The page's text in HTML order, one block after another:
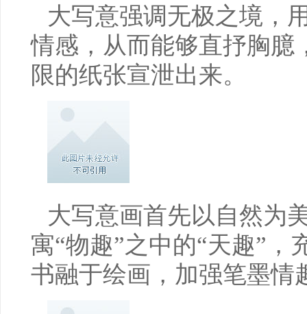
大写意强调无极之境，
情感，从而能够直抒胸臆
限的纸张宣泄出来。
大写意画首先以自然为
寓“物趣”之中的“天趣”，
书融于绘画，加强笔墨情